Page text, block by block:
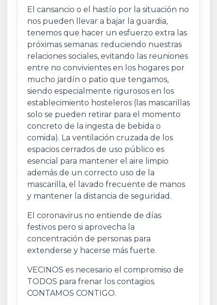
El cansancio o el hastío por la situación no
nos pueden llevar a bajar la guardia,
tenemos que hacer un esfuerzo extra las
próximas semanas: reduciendo nuestras
relaciones sociales, evitando las reuniones
entre no convivientes en los hogares por
mucho jardín o patio que tengamos,
siendo especialmente rigurosos en los
establecimiento hosteleros (las mascarillas
solo se pueden retirar para el momento
concreto de la ingesta de bebida o
comida). La ventilación cruzada de los
espacios cerrados de uso público es
esencial para mantener el aire limpio
además de un correcto uso de la
mascarilla, el lavado frecuente de manos
y mantener la distancia de seguridad.
El coronavirus no entiende de días
festivos pero si aprovecha la
concentración de personas para
extenderse y hacerse más fuerte.
VECINOS es necesario el compromiso de
TODOS para frenar los contagios.
CONTAMOS CONTIGO.